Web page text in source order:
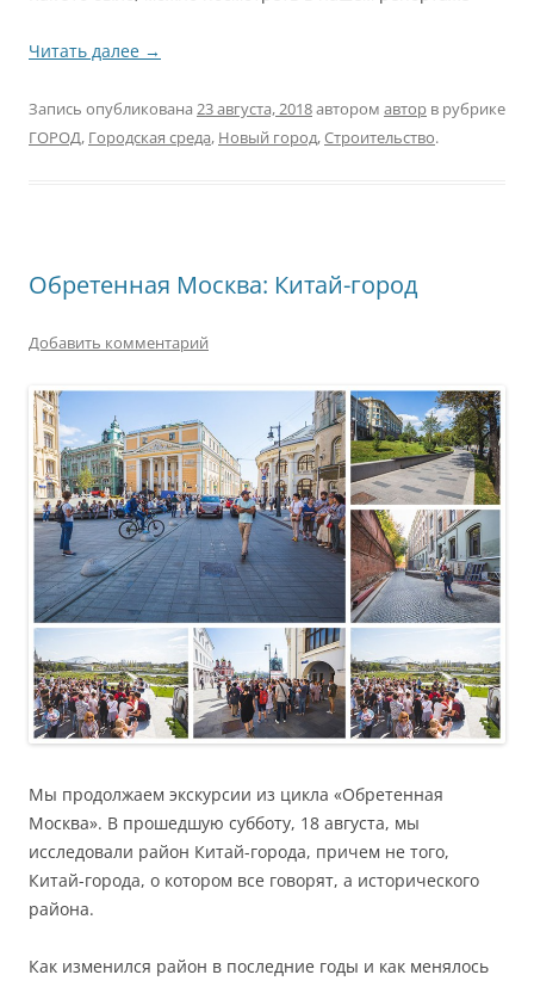
Читать далее →
Запись опубликована 23 августа, 2018автором автор в рубрике
ГОРОД, Городская среда, Новый город,Строительство.
Обретенная Москва: Китай-город
Добавить комментарий
Мы продолжаем экскурсии из цикла «Обретенная
Москва». В прошедшую субботу, 18 августа, мы
исследовали район Китай-города, причем не того,
Китай-города, о котором все говорят, а исторического
района.
Как изменился район в последние годы и как менялось